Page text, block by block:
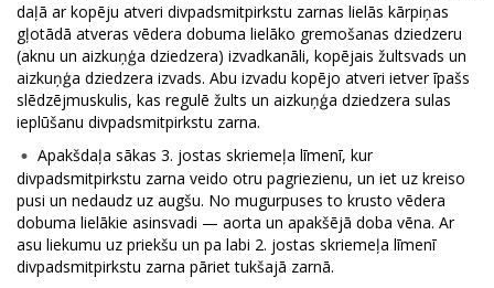
daļā ar kopēju atveri divpadsmitpirkstu zarnas lielās kārpiņas
gļotādā atveras vēdera dobuma lielāko gremošanas dziedzeru
(aknu un aizkuņģa dziedzera) izvadkanāli, kopējais žultsvads un
aizkuņģa dziedzera izvads. Abu izvadu kopējo atveri ietver īpašs
slēdzējmuskulis, kas regulē žults un aizkuņģa dziedzera sulas
ieplūšanu divpadsmitpirkstu zarna.
Apakšdaļa sākas 3. jostas skriemeļa līmenī, kur
divpadsmitpirkstu zarna veido otru pagriezienu, un iet uz kreiso
pusi un nedaudz uz augšu. No mugurpuses to krusto vēdera
dobuma lielākie asinsvadi — aorta un apakšējā doba vēna. Ar
asu liekumu uz priekšu un pa labi 2. jostas skriemeļa līmenī
divpadsmitpirkstu zarna pāriet tukšajā zarnā.